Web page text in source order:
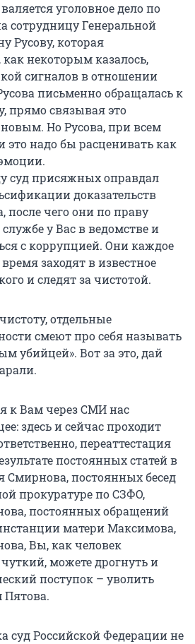
уголовное дело по
сотрудницу Генеральной
Русову, которая
некоторым казалось,
сигналов в отношении
письменно обращалась к
прямо связывая это
Но Русова, при всем
это надо бы расценивать как
суд присяжных оправдал
доказательств
после чего они по праву
у Вас в ведомстве и
с коррупцией. Они каждое
заходят в известное
и следят за чистотой.
отдельные
смеют про себя называть
убийцей». Вот за это, дай
к Вам через СМИ нас
здесь и сейчас проходит
переаттестация
постоянных статей в
Смирнова, постоянных бесед
прокуратуре по СЗФО,
постоянных обращений
матери Максимова,
Вы, как человек
можете дрогнуть и
поступок – уволить
Пятова.
суд Российской Федерации не